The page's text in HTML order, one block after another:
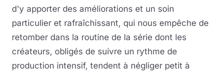
d'y apporter des améliorations et un soin
particulier et rafraîchissant, qui nous empêche de
retomber dans la routine de la série dont les
créateurs, obligés de suivre un rythme de
production intensif, tendent à négliger petit à